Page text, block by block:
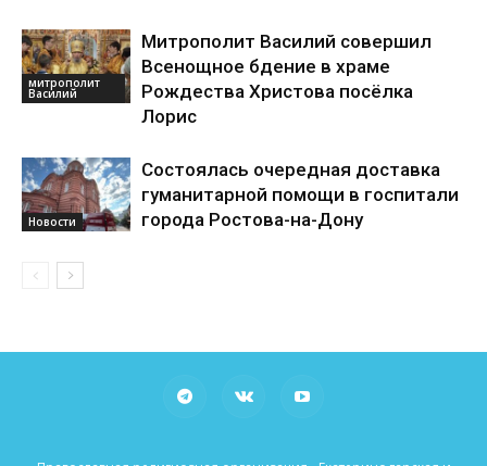
митрополит
Василий
Митрополит Василий совершил
Всенощное бдение в храме
Рождества Христова посёлка
Лорис
Новости
Состоялась очередная доставка
гуманитарной помощи в госпитали
города Ростова-на-Дону